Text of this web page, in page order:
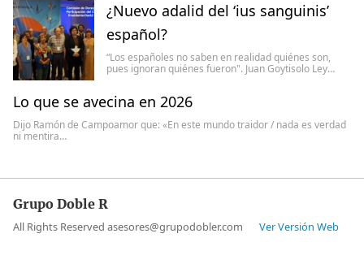
¿Nuevo adalid del ‘ius sanguinis’
español?
“Los españoles no saben en realidad quiénes son,
pues ignoran quiénes fueron". Juan Goytisolo Ley…
Lo que se avecina en 2026
Dijo Ramón de Campoamor que: «En este mundo traidor / nada es verdad
ni mentira…
Grupo Doble R
All Rights Reserved asesores@grupodobler.com Ver Versión Web